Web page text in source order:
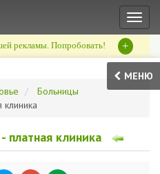
рекламы. Попробовать! +
МЕНЮ
Больницы
клиника
платная клиника